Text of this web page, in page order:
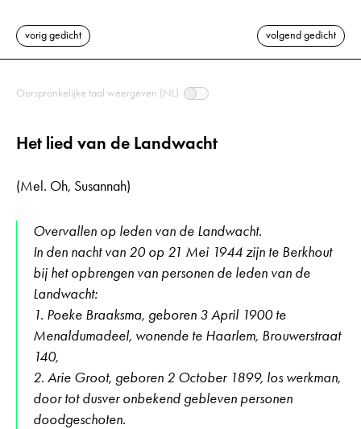
vorig gedicht volgend gedicht
Oorspronkelijke taal weergeven (NL)
Het lied van de Landwacht
(Mel. Oh, Susannah)
Overvallen op leden van de Landwacht.
In den nacht van 20 op 21 Mei 1944 zijn te Berkhout
bij het opbrengen van personen de leden van de
Landwacht:
1. Poeke Braaksma, geboren 3 April 1900 te
Menaldumadeel, wonende te Haarlem, Brouwerstraat
140,
2. Arie Groot, geboren 2 October 1899, los werkman,
door tot dusver onbekend gebleven personen
doodgeschoten.